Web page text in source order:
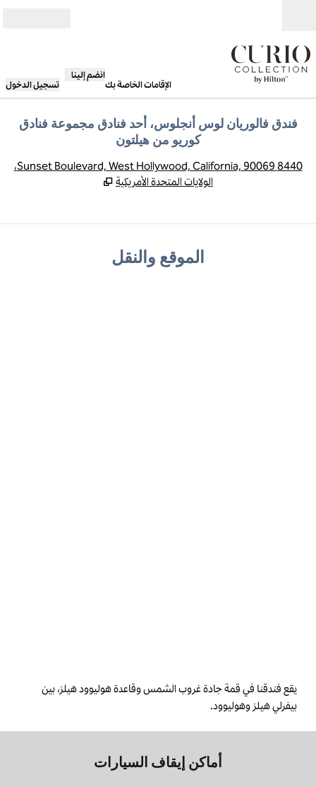
الإقامات الخاصة بك
انضم إلينا
تسجيل الدخول
فندق فالوريان لوس أنجلوس، أحد فنادق مجموعة فنادق
كوريو من هيلتون
8440 Sunset Boulevard, West Hollywood, California, 90069،
الولايات المتحدة الأمريكية
الموقع والنقل
يقع فندقنا في قمة جادة غروب الشمس وقاعدة هوليوود هيلز، بين
بيفرلي هيلز وهوليوود.
أماكن إيقاف السيارات